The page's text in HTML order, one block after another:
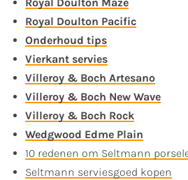
Royal Doulton Pacific
Onderhoud tips
Vierkant servies
Villeroy & Boch Artesano
Villeroy & Boch New Wave
Villeroy & Boch Rock
Wedgwood Edme Plain
10 redenen om Seltmann
Seltmann serviesgoed kopen